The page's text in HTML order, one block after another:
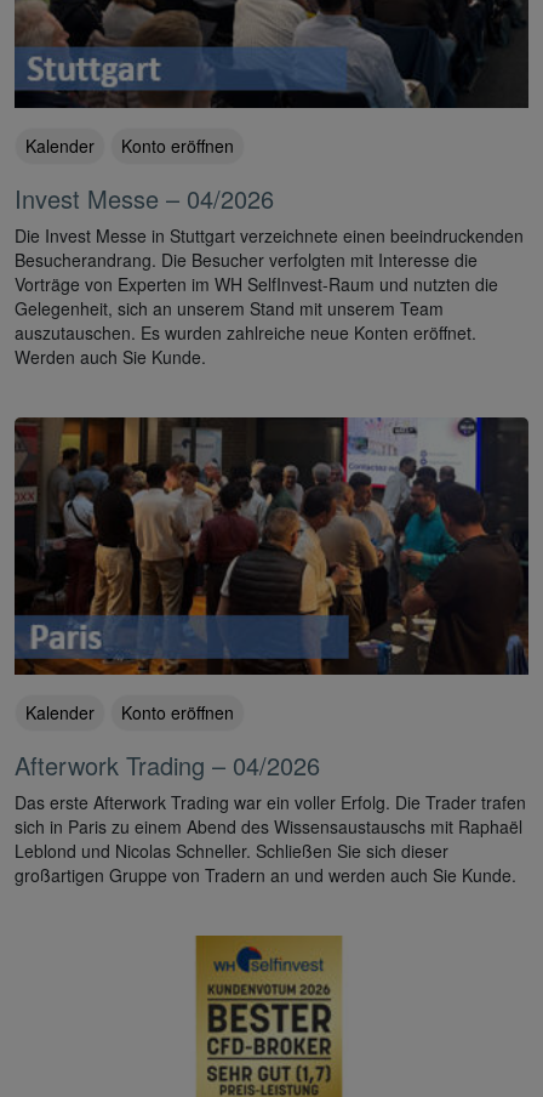
Kalender Konto eröffnen
Invest Messe – 04/2026
Die Invest Messe in Stuttgart verzeichnete einen beeindruckenden
Besucherandrang. Die Besucher verfolgten mit Interesse die
Vorträge von Experten im WH SelfInvest-Raum und nutzten die
Gelegenheit, sich an unserem Stand mit unserem Team
auszutauschen. Es wurden zahlreiche neue Konten eröffnet.
Werden auch Sie Kunde.
Kalender Konto eröffnen
Afterwork Trading – 04/2026
Das erste Afterwork Trading war ein voller Erfolg. Die Trader trafen
sich in Paris zu einem Abend des Wissensaustauschs mit Raphaël
Leblond und Nicolas Schneller. Schließen Sie sich dieser
großartigen Gruppe von Tradern an und werden auch Sie Kunde.